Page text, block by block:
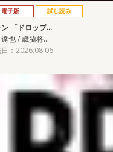
電子版 試し読み
「ドロップ…
也 / 歳脇将…
：2026.08.06